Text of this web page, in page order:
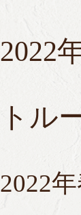
2022
トル
2022